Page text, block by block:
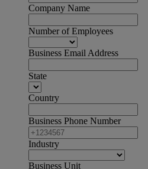
Company Name
Number of Employees
Business Email Address
State
Country
Business Phone Number
Industry
Business Unit